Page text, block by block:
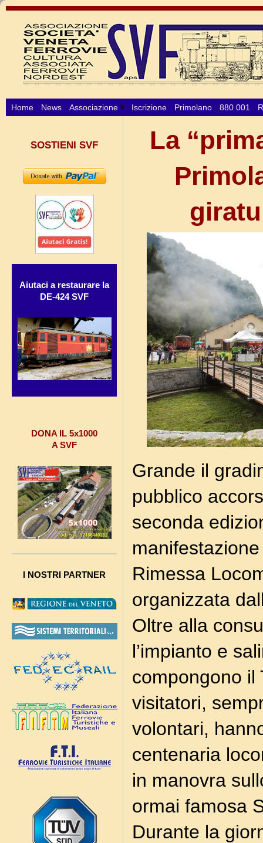
Home News Associazione Iscrizione Primolano 880 001
SOSTIENI SVF
Aiutaci a restaurare la
DE-424 SVF
DONA IL 5x1000
A SVF
I NOSTRI PARTNER
La
Grande il
pubblico
seconda
Rimessa
organizzata
Oltre alla
l’impianto e
compongono il
visitatori,
volontari,
centenaria
in manovra
ormai famosa
Durante la